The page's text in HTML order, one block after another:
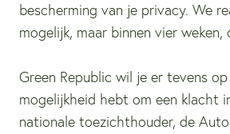
bescherming van je privacy. We
mogelijk, maar binnen vier weken,
Green Republic wil je er tevens
mogelijkheid hebt om een klacht
nationale toezichthouder, de